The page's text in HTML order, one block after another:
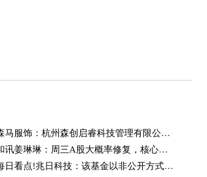
森马服饰：杭州森创启睿科技管理有限公司为公司控股公司
和讯姜琳琳：周三A股大概率修复，核心逻辑有三点_微头条
每日看点!兆日科技：该基金以非公开方式募集运作